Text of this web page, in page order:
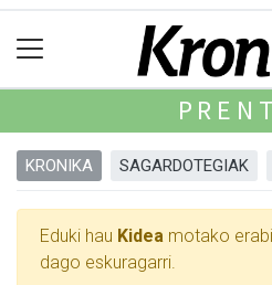
KRONIKA SAGARDOTEGIAK
Eduki hau Kidea motako
dago eskuragarri.